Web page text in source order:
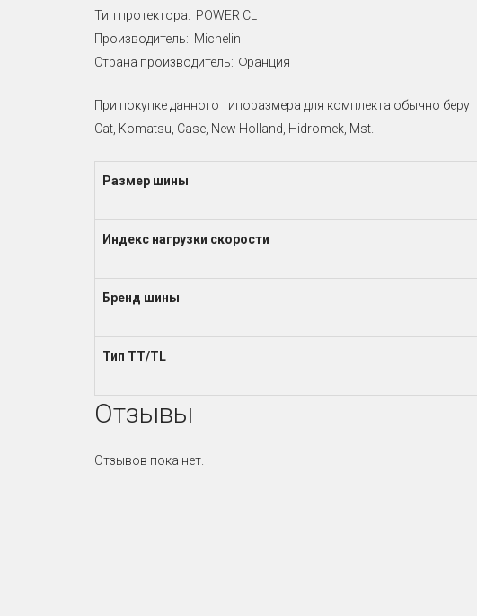
Тип протектора: POWER CL
Производитель: Michelin
Страна производитель: Франция
При покупке данного типоразмера для комплекта обычно берут
Cat, Komatsu, Case, New Holland, Hidromek, Mst.
Размер шины
Индекс нагрузки скорости
Бренд шины
Тип TT/TL
Отзывы
Отзывов пока нет.